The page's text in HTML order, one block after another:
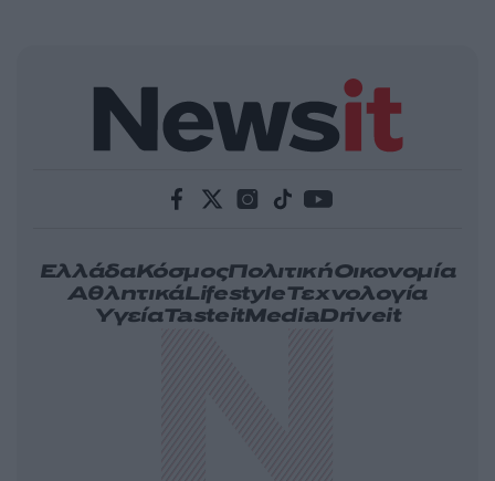
ΕλλάδαΚόσμοςΠολιτικήΟικονομία
ΑθλητικάLifestyleΤεχνολογία
ΥγείαTasteitMediaDriveit